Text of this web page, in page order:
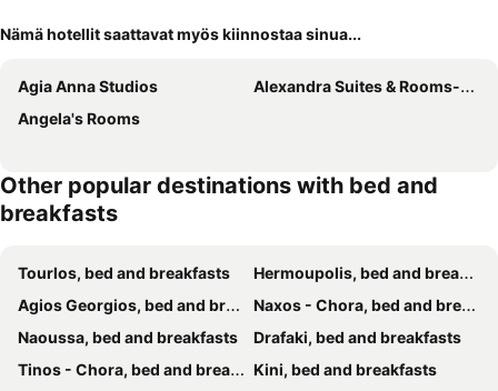
Nämä hotellit saattavat myös kiinnostaa sinua...
Agia Anna Studios
Alexandra Suites & Rooms-MYKONOS PORT
Angela's Rooms
Other popular destinations with bed and
breakfasts
Tourlos, bed and breakfasts
Hermoupolis, bed and breakfasts
Agios Georgios, bed and breakfasts
Naxos - Chora, bed and breakfasts
Naoussa, bed and breakfasts
Drafaki, bed and breakfasts
Tinos - Chora, bed and breakfasts
Kini, bed and breakfasts